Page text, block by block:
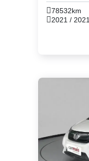
78532km
2021 / 2021